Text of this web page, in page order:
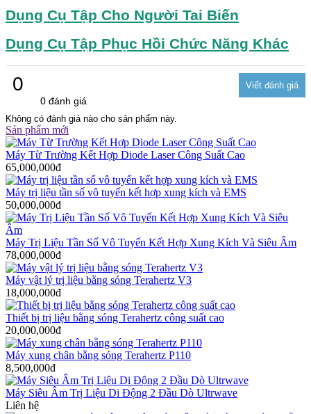
Dụng Cụ Tập Cho Người Tai Biến
Dụng Cụ Tập Phục Hồi Chức Năng Khác
0
0 đánh giá
Không có đánh giá nào cho sản phẩm này.
Sản phẩm mới
Máy Từ Trường Kết Hợp Diode Laser Công Suất Cao
65,000,000đ
Máy trị liệu tần số vô tuyến kết hợp xung kích và EMS
50,000,000đ
Máy Trị Liệu Tần Số Vô Tuyến Kết Hợp Xung Kích Và Siêu Âm
78,000,000đ
Máy vật lý trị liệu bằng sóng Terahertz V3
18,000,000đ
Thiết bị trị liệu bằng sóng Terahertz công suất cao
20,000,000đ
Máy xung chân bằng sóng Terahertz P110
8,500,000đ
Máy Siêu Âm Trị Liệu Di Động 2 Đầu Dò Ultrwave
Liên hệ